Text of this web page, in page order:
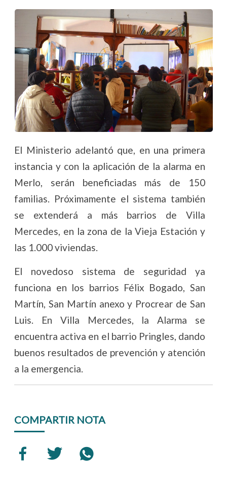
El Ministerio adelantó que, en una primera
instancia y con la aplicación de la alarma en
Merlo, serán beneficiadas más de 150
familias. Próximamente el sistema también
se extenderá a más barrios de Villa
Mercedes, en la zona de la Vieja Estación y
las 1.000 viviendas.
El novedoso sistema de seguridad ya
funciona en los barrios Félix Bogado, San
Martín, San Martín anexo y Procrear de San
Luis. En Villa Mercedes, la Alarma se
encuentra activa en el barrio Pringles, dando
buenos resultados de prevención y atención
a la emergencia.
COMPARTIR NOTA